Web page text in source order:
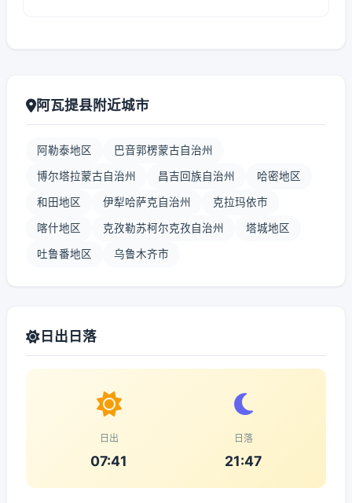
阿瓦提县附近城市
阿勒泰地区 巴音郭楞蒙古自治州
博尔塔拉蒙古自治州 昌吉回族自治州 哈密地区
和田地区 伊犁哈萨克自治州 克拉玛依市
喀什地区 克孜勒苏柯尔克孜自治州 塔城地区
吐鲁番地区 乌鲁木齐市
日出日落
日出
07:41
日落
21:47